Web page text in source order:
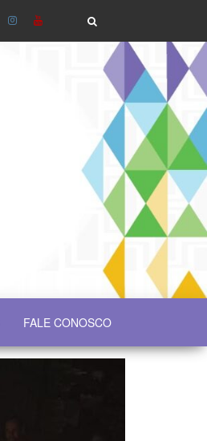
FALE CONOSCO